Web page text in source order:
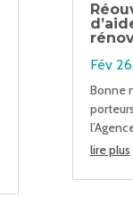
Fév
Bonne
lire plus